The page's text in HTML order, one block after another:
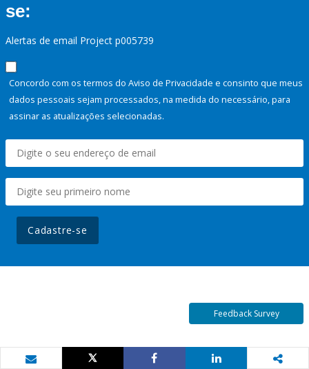
se:
Alertas de email Project p005739
Concordo com os termos do Aviso de Privacidade e consinto que meus
dados pessoais sejam processados, na medida do necessário, para
assinar as atualizações selecionadas.
Cadastre-se
Feedback Survey